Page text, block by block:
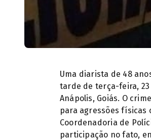
Uma diarista de 48
tarde de terça-feira, 23
Anápolis, Goiás. O
para agressões físicas
Coordenadoria de
participação no fato,